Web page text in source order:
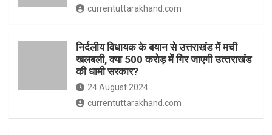
currentuttarakhand.com
निर्दलीय विधायक के बयान से उत्तराखंड में मची
खलबली, क्‍या 500 करोड़ में गिर जाएगी उत्‍तराखंड
की धामी सरकार?
24 August 2024
currentuttarakhand.com